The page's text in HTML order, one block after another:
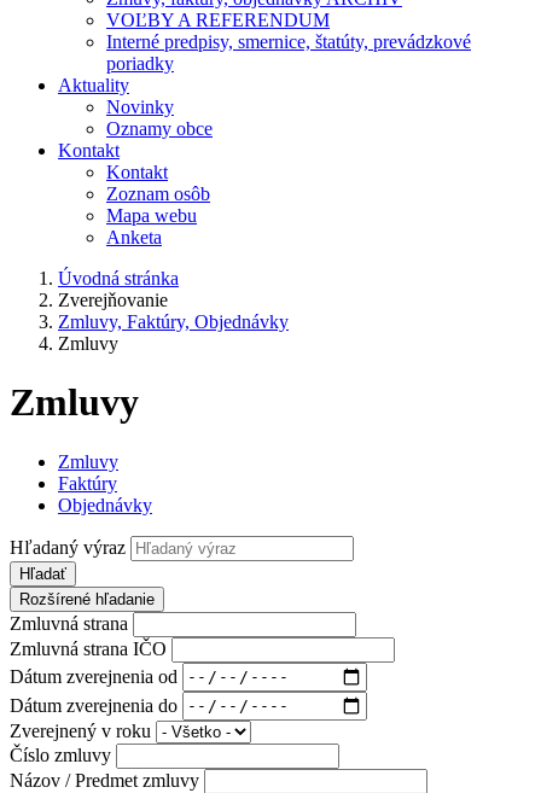
VOĽBY A REFERENDUM
Interné predpisy, smernice, štatúty, prevádzkové
poriadky
Aktuality
Novinky
Oznamy obce
Kontakt
Kontakt
Zoznam osôb
Mapa webu
Anketa
Úvodná stránka
Zverejňovanie
Zmluvy, Faktúry, Objednávky
Zmluvy
Zmluvy
Zmluvy
Faktúry
Objednávky
Hľadaný výraz
Hľadať
Rozšírené hľadanie
Zmluvná strana
Zmluvná strana IČO
Dátum zverejnenia od
Dátum zverejnenia do
Zverejnený v roku
Číslo zmluvy
Názov / Predmet zmluvy